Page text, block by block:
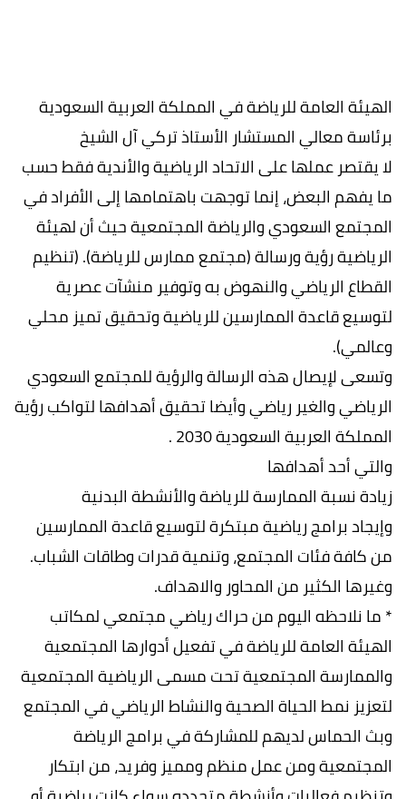
الهيئة العامة للرياضة في المملكة العربية السعودية
برئاسة معالي المستشار الأستاذ تركي آل الشيخ
لا يقتصر عملها على الاتحاد الرياضية والأندية فقط حسب
ما يفهم البعض، إنما توجهت باهتمامها إلى الأفراد في
المجتمع السعودي والرياضة المجتمعية حيث أن لهيئة
الرياضية رؤية ورسالة (مجتمع ممارس للرياضة). (تنظيم
القطاع الرياضي والنهوض به وتوفير منشآت عصرية
لتوسيع قاعدة الممارسين للرياضية وتحقيق تميز محلي
وعالمي).
وتسعى لإيصال هذه الرسالة والرؤية للمجتمع السعودي
الرياضي والغير رياضي وأيضا تحقيق أهدافها لتواكب رؤية
المملكة العربية السعودية 2030 .
والتي أحد أهدافها
زيادة نسبة الممارسة للرياضة والأنشطة البدنية
وإيجاد برامج رياضية مبتكرة لتوسيع قاعدة الممارسين
من كافة فئات المجتمع، وتنمية قدرات وطاقات الشباب.
وغيرها الكثير من المحاور والاهداف.
* ما نلاحظه اليوم من حراك رياضي مجتمعي لمكاتب
الهيئة العامة للرياضة في تفعيل أدوارها المجتمعية
والممارسة المجتمعية تحت مسمى الرياضية المجتمعية
لتعزيز نمط الحياة الصحية والنشاط الرياضي في المجتمع
وبث الحماس لديهم للمشاركة في برامج الرياضة
المجتمعية ومن عمل منظم ومميز وفريد، من ابتكار